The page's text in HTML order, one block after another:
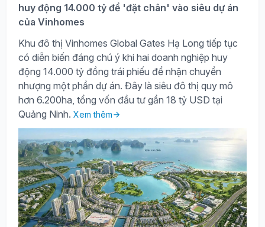
huy động 14.000 tỷ để 'đặt chân' vào siêu dự án
của Vinhomes
Khu đô thị Vinhomes Global Gates Hạ Long tiếp tục
có diễn biến đáng chú ý khi hai doanh nghiệp huy
động 14.000 tỷ đồng trái phiếu để nhận chuyển
nhượng một phần dự án. Đây là siêu đô thị quy mô
hơn 6.200ha, tổng vốn đầu tư gần 18 tỷ USD tại
Quảng Ninh. Xem thêm